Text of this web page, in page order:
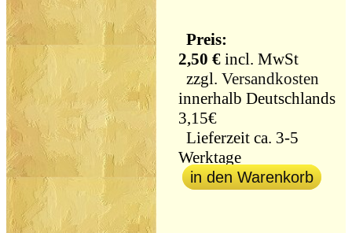
Preis:
2,50 € incl. MwSt
zzgl.Versandkosten
innerhalb Deutschlands
3,15€
Lieferzeit ca. 3-5
Werktage
in den Warenkorb